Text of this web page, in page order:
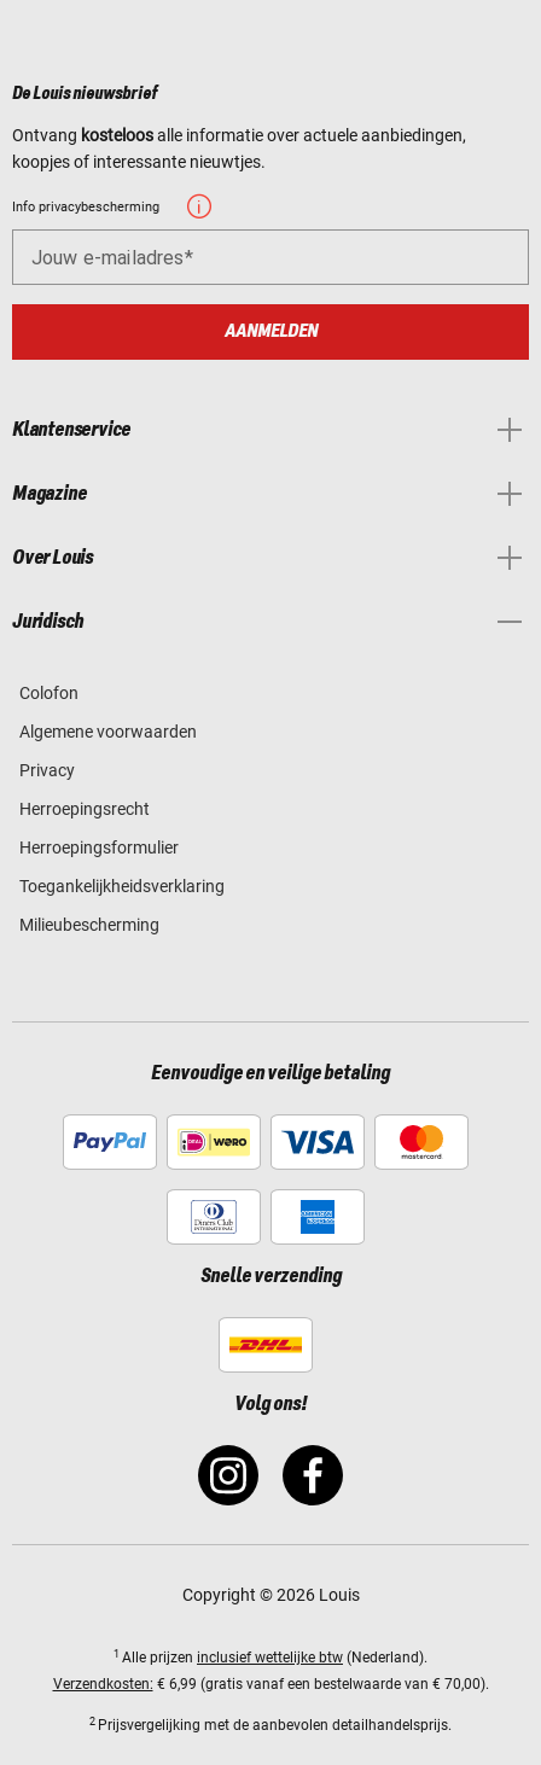
De Louis nieuwsbrief
Ontvang kosteloosalle informatie over actuele aanbiedingen,
koopjes of interessante nieuwtjes.
Info privacybescherming
Jouw e-mailadres
AANMELDEN
Klantenservice
Magazine
Over Louis
Juridisch
Colofon
Algemene voorwaarden
Privacy
Herroepingsrecht
Herroepingsformulier
Toegankelijkheidsverklaring
Milieubescherming
Eenvoudige en veilige betaling
Snelle verzending
Volg ons!
Copyright © 2026 Louis
1 Alle prijzen inclusief wettelijke btw (Nederland).
Verzendkosten: € 6,99 (gratis vanaf een bestelwaarde van € 70,00).
2 Prijsvergelijking met de aanbevolen detailhandelsprijs.